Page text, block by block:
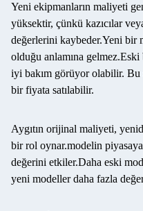
Yeni ekipmanların maliyeti
yüksektir, çünkü kazıcılar
değerlerini kaybeder.Yeni bir
olduğu anlamına
iyi bakım görüyor olabilir.
bir fiyata satılabilir.
Aygıtın orijinal maliyeti,
bir rol oynar.modelin
değerini etkiler.Daha eski
yeni modeller daha fazla